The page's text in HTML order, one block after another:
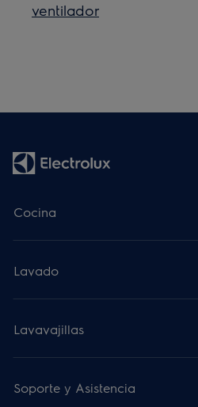
ventilador
Cocina
Lavado
Lavavajillas
Soporte y Asistencia